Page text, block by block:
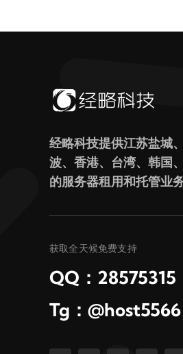
经略科技提供江苏盐城
波、香港、台湾、韩国
的服务器租用和托管业务
获取全天候免费支持
QQ：28575315
Tg：@host5566